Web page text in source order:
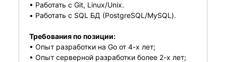
• Работать с Git, Linux/Unix.
• Работать с SQL БД (PostgreSQL/MySQL).
Требования по позиции:
• Опыт разработки на Go от 4-х лет;
• Опыт серверной разработки более 2-х лет;